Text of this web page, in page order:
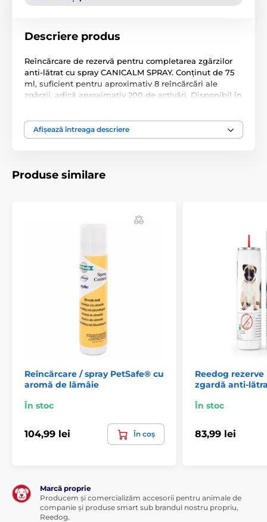
Descriere produs
Reîncărcare de rezervă pentru completarea zgărzilor
anti-lătrat cu spray CANICALM SPRAY. Conținut de 75
ml, suficient pentru aproximativ 8 reîncărcări ale
zgărzii, adică aproximativ 200 de activări. Disponibil în
Specificațiile tehnice pot fi modificate fără o notificare
expresă. Imaginile au doar caracter ilustrativ.
Produsul este inclus în categoria
Afișează întreaga descriere
Produse similare
Reîncărcare / spray PetSafe® cu
aromă de lămâie
În stoc
104,99 lei În coș
Reedog
zgardă anti-
În stoc
83,99 lei
Marcă proprie
Producem și comercializăm accesorii pentru animale de
companie și produse smart sub brandul nostru propriu,
Reedog.